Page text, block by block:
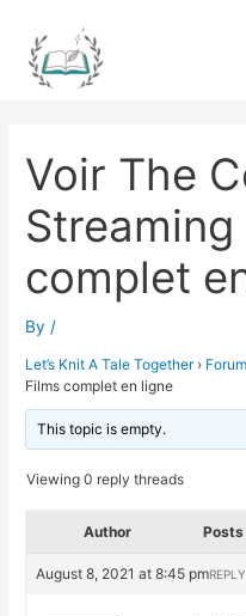
content
Voir The
Streaming
complet
By /
Let’s Knit A Tale Together ›
Films complet en ligne
This topic is empty.
Viewing 0 reply threads
Author Posts
August 8, 2021 at 8:45 pmREPLY